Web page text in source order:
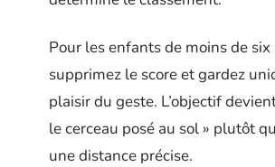
Pour les enfants de moins de six
supprimez le score et gardez
plaisir du geste. L’objectif
le cerceau posé au sol » plutôt
une distance précise.